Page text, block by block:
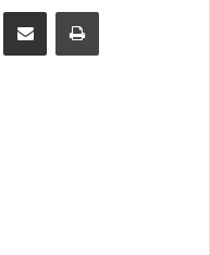
Share via Email Print